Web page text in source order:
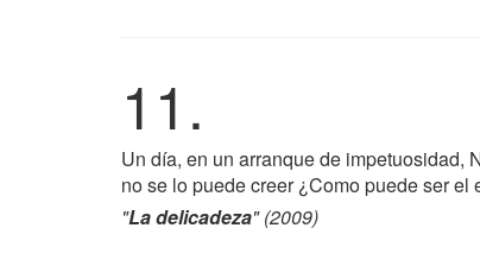
11.
Un día, en un arranque de impetuosidad,
no se lo puede creer ¿Como puede ser el
"La delicadeza" (2009)